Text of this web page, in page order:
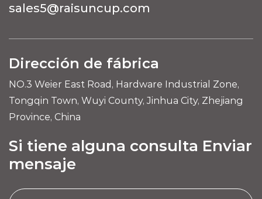
sales5@raisuncup.com
Dirección de fábrica
NO.3 Weier East Road, Hardware Industrial Zone,
Tongqin Town, Wuyi County, Jinhua City, Zhejiang
Province, China
Si tiene alguna consulta Enviar
mensaje